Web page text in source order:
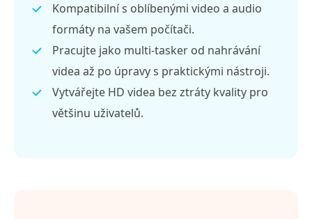
Kompatibilní s oblíbenými video a audio
formáty na vašem počítači.
Pracujte jako multi-tasker od nahrávání
videa až po úpravy s praktickými nástroji.
Vytvářejte HD videa bez ztráty kvality pro
většinu uživatelů.